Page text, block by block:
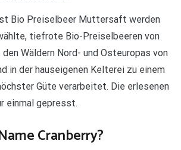
Bio Preiselbeer Muttersaft werden
tiefrote Bio-Preiselbeeren von
Wäldern Nord- und Osteuropas von
in der hauseigenen Kelterei zu einem
Güte verarbeitet. Die erlesenen
einmal gepresst.
Cranberry?